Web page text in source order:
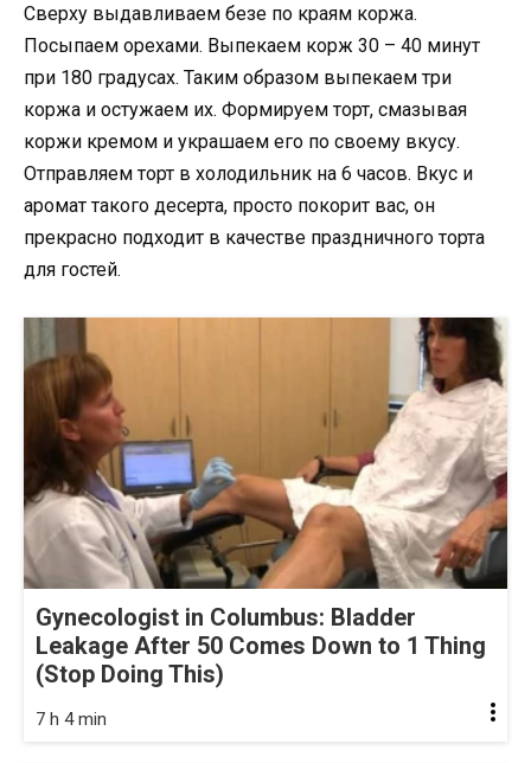
Сверху выдавливаем безе по краям коржа.
Посыпаем орехами. Выпекаем корж 30 – 40 минут
при 180 градусах. Таким образом выпекаем три
коржа и остужаем их. Формируем торт, смазывая
коржи кремом и украшаем его по своему вкусу.
Отправляем торт в холодильник на 6 часов. Вкус и
аромат такого десерта, просто покорит вас, он
прекрасно подходит в качестве праздничного торта
для гостей.
Gynecologist in Columbus: Bladder
Leakage After 50 Comes Down to 1 Thing
(Stop Doing This)
7 h 4 min